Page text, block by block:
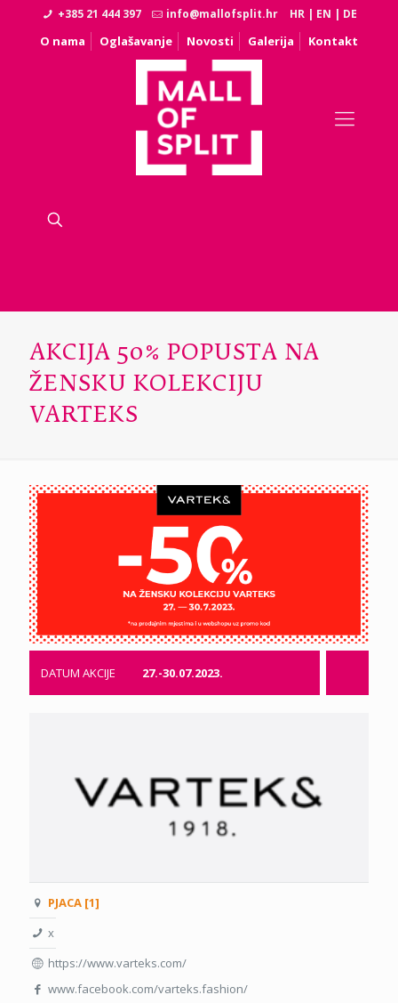
+385 21 444 397 info@mallofsplit.hr HR | EN | DE
O nama Oglašavanje Novosti Galerija Kontakt
AKCIJA 50% POPUSTA NA
ŽENSKU KOLEKCIJU
VARTEKS
DATUM AKCIJE 27.-30.07.2023.
PJACA [1]
x
https://www.varteks.com/
www.facebook.com/varteks.fashion/